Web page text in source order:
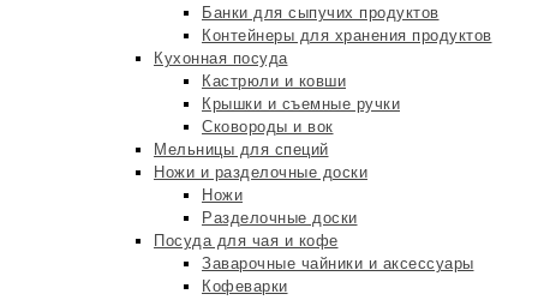
Банки для сыпучих продуктов
Контейнеры для хранения продуктов
Кухонная посуда
Кастрюли и ковши
Крышки и съемные ручки
Сковороды и вок
Мельницы для специй
Ножи и разделочные доски
Ножи
Разделочные доски
Посуда для чая и кофе
Заварочные чайники и аксессуары
Кофеварки